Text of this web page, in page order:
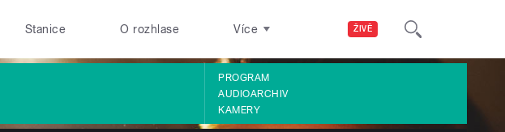
ŽIVĚ
Stanice O rozhlase Více
PROGRAM
AUDIOARCHIV
KAMERY